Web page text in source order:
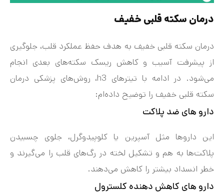
درمان سکته قلبی خفیف
درمان سکته قلبی خفیف به هدف حفظ عملکرد قلب، جلوگیری
از پیشرفت آسیب و کاهش ریسک سکته‌های بعدی انجام
می‌شود. در ادامه با تیترهای h3، روش‌های پزشکی درمان
سکته قلبی خفیف را توضیح داده‌ام:
دارو های ضد پلاکت
این داروها مثل آسپرین یا کلوپیدوگرل، جلوی چسبیدن
پلاکت‌ها به هم و تشکیل لخته در رگ‌های قلب را می‌گیرند و
خطر انسداد بیشتر را کاهش می‌دهند.
دارو های کاهش دهنده کلسترول